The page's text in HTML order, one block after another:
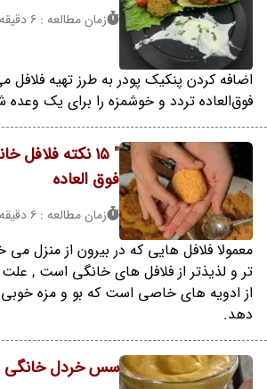
زمان مطالعه : 6 دقیقه
اضافه کردن پنکیک پودر به طرز تهیه فلافل
فوق‌العاده تردد و خوشمزه را برای یک وعده
" 15 نکته
فوق العاده
زمان مطالعه : 6 دقیقه
معمولا فلافل هایی که در بیرون از منزل می
تر و لذیذتر از فلافل های خانگی است ,
از ادویه های خاصی است که بو و مزه
دهد.
سس خردل